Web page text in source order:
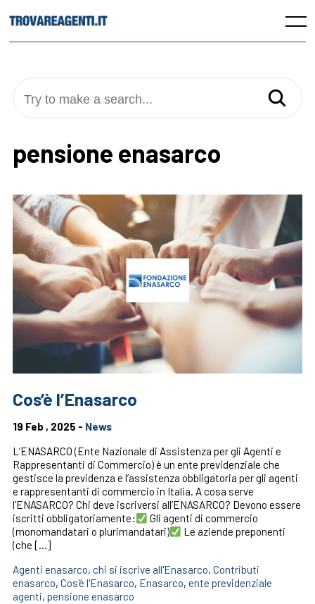
to
Menu
Try to make a search...
pensione enasarco
Cos’è l’Enasarco
19 Feb , 2025 - News
L’ENASARCO (Ente Nazionale di Assistenza per gli Agenti e
Rappresentanti di Commercio) è un ente previdenziale che
gestisce la previdenza e l’assistenza obbligatoria per gli agenti
e rappresentanti di commercio in Italia. A cosa serve
l’ENASARCO? Chi deve iscriversi all’ENASARCO? Devono essere
iscritti obbligatoriamente:
Gli agenti di commercio
(monomandatari o plurimandatari)
Le aziende preponenti
(che […]
Agenti enasarco, chi si iscrive all'Enasarco, Contributi
enasarco, Cos'è l'Enasarco, Enasarco, ente previdenziale
agenti, pensione enasarco